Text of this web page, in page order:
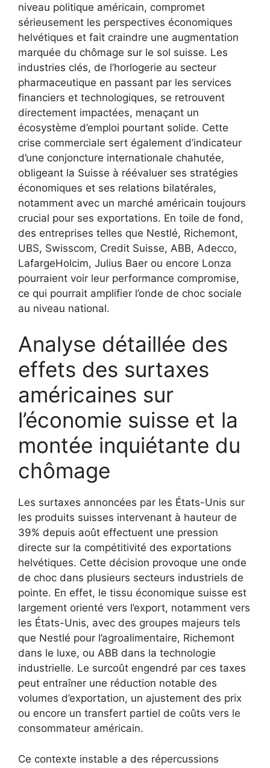
niveau politique américain, compromet
sérieusement les perspectives économiques
helvétiques et fait craindre une augmentation
marquée du chômage sur le sol suisse. Les
industries clés, de l’horlogerie au secteur
pharmaceutique en passant par les services
financiers et technologiques, se retrouvent
directement impactées, menaçant un
écosystème d’emploi pourtant solide. Cette
crise commerciale sert également d’indicateur
d’une conjoncture internationale chahutée,
obligeant la Suisse à réévaluer ses stratégies
économiques et ses relations bilatérales,
notamment avec un marché américain toujours
crucial pour ses exportations. En toile de fond,
des entreprises telles que Nestlé, Richemont,
UBS, Swisscom, Credit Suisse, ABB, Adecco,
LafargeHolcim, Julius Baer ou encore Lonza
pourraient voir leur performance compromise,
ce qui pourrait amplifier l’onde de choc sociale
au niveau national.
Analyse détaillée des
effets des surtaxes
américaines sur
l’économie suisse et la
montée inquiétante du
chômage
Les surtaxes annoncées par les États-Unis sur
les produits suisses intervenant à hauteur de
39% depuis août effectuent une pression
directe sur la compétitivité des exportations
helvétiques. Cette décision provoque une onde
de choc dans plusieurs secteurs industriels de
pointe. En effet, le tissu économique suisse est
largement orienté vers l’export, notamment vers
les États-Unis, avec des groupes majeurs tels
que Nestlé pour l’agroalimentaire, Richemont
dans le luxe, ou ABB dans la technologie
industrielle. Le surcoût engendré par ces taxes
peut entraîner une réduction notable des
volumes d’exportation, un ajustement des prix
ou encore un transfert partiel de coûts vers le
consommateur américain.
Ce contexte instable a des répercussions